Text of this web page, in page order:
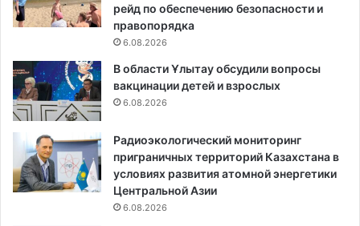
рейд по обеспечению безопасности и
правопорядка
6.08.2026
В области Ұлытау обсудили вопросы
вакцинации детей и взрослых
6.08.2026
Радиоэкологический мониторинг
приграничных территорий Казахстана в
условиях развития атомной энергетики
Центральной Азии
6.08.2026